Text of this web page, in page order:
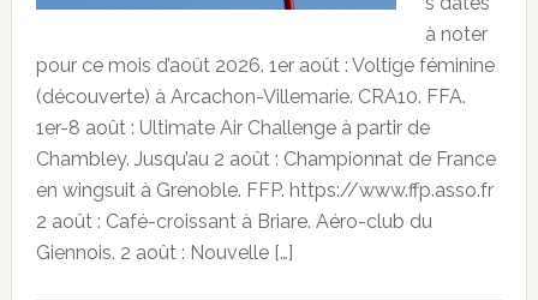
à noter
pour ce mois d’août 2026. 1er août : Voltige féminine
(découverte) à Arcachon-Villemarie. CRA10. FFA.
1er-8 août : Ultimate Air Challenge à partir de
Chambley. Jusqu’au 2 août : Championnat de France
en wingsuit à Grenoble. FFP. https://www.ffp.asso.fr
2 août : Café-croissant à Briare. Aéro-club du
Giennois. 2 août : Nouvelle […]